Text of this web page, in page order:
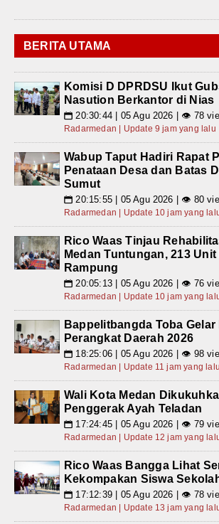
BERITA UTAMA
Komisi D DPRDSU Ikut
Nasution Berkantor di Nias
📅 20:30:44 | 05 Agu 2026 | 👁 78
Radarmedan | Update 9 jam yang lalu
Wabup Taput Hadiri Rapat
Penataan Desa dan Batas
Sumut
📅 20:15:55 | 05 Agu 2026 | 👁 80
Radarmedan | Update 10 jam yang
Rico Waas Tinjau
Medan Tuntungan, 213
Rampung
📅 20:05:13 | 05 Agu 2026 | 👁 76
Radarmedan | Update 10 jam yang
Bappelitbangda Toba
Perangkat Daerah 2026
📅 18:25:06 | 05 Agu 2026 | 👁 98
Radarmedan | Update 11 jam yang lalu
Wali Kota Medan
Penggerak Ayah Teladan
📅 17:24:45 | 05 Agu 2026 | 👁 79
Radarmedan | Update 12 jam yang
Rico Waas Bangga Lihat
Kekompakan Siswa
📅 17:12:39 | 05 Agu 2026 | 👁 78
Radarmedan | Update 13 jam yang